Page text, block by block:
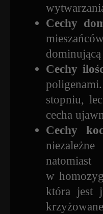
Cechy
Cechy
stopniu,
cecha
Cechy
natomiast
w
która jest